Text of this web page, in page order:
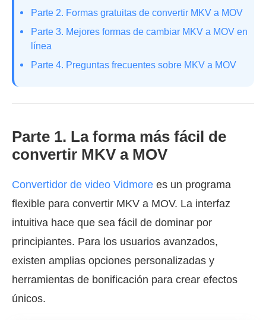
Parte 2. Formas gratuitas de convertir MKV a MOV
Parte 3. Mejores formas de cambiar MKV a MOV en
línea
Parte 4. Preguntas frecuentes sobre MKV a MOV
Parte 1. La forma más fácil de
convertir MKV a MOV
Convertidor de video Vidmore es un programa
flexible para convertir MKV a MOV. La interfaz
intuitiva hace que sea fácil de dominar por
principiantes. Para los usuarios avanzados,
existen amplias opciones personalizadas y
herramientas de bonificación para crear efectos
únicos.